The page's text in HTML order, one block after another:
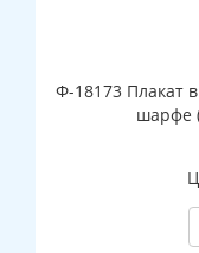
Ф-18173 Плакат
шарфе